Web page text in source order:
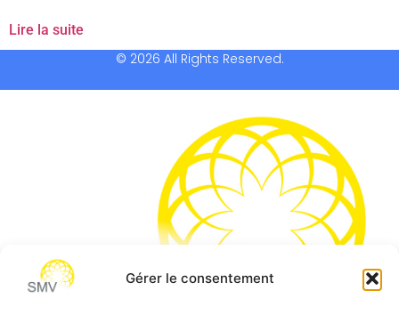
Gérer le consentement
Lire la suite
© 2026 All Rights Reserved.